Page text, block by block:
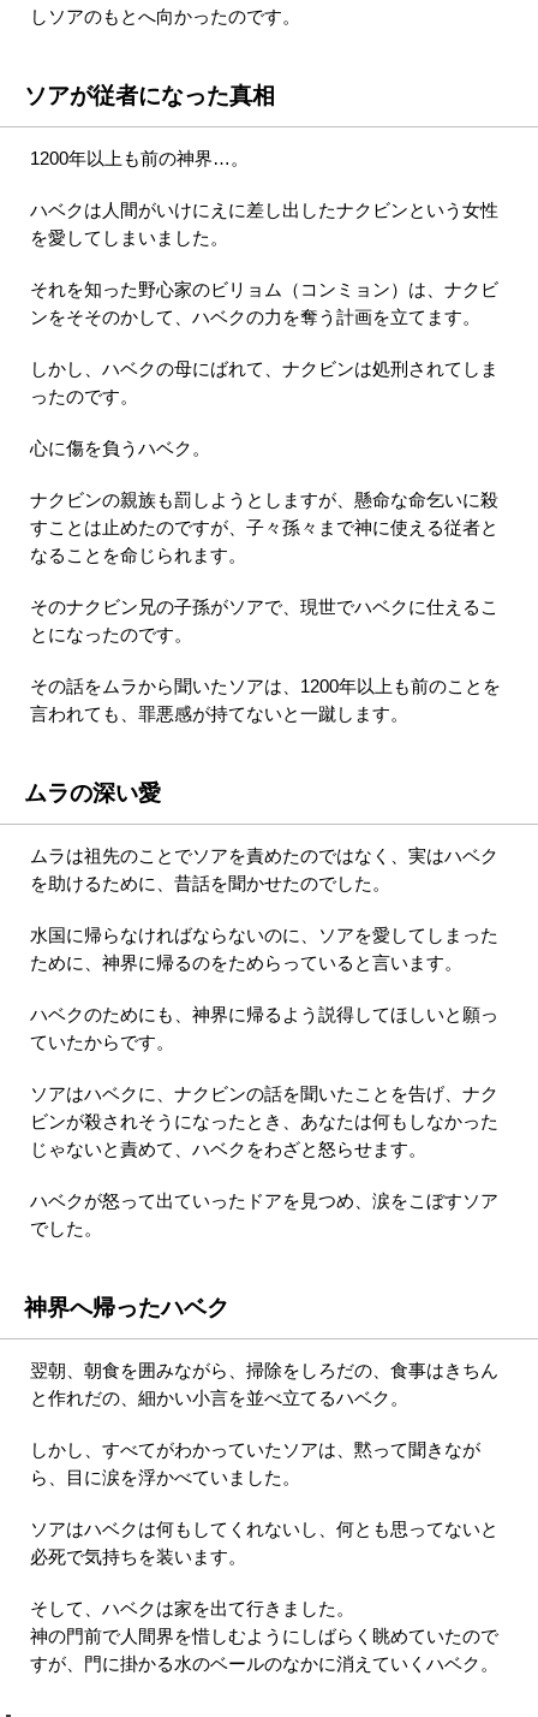
しソアのもとへ向かったのです。
ソアが従者になった真相
1200年以上も前の神界…。
ハベクは人間がいけにえに差し出したナクビンという女性
を愛してしまいました。
それを知った野心家のビリョム（コンミョン）は、ナクビ
ンをそそのかして、ハベクの力を奪う計画を立てます。
しかし、ハベクの母にばれて、ナクビンは処刑されてしま
ったのです。
心に傷を負うハベク。
ナクビンの親族も罰しようとしますが、懸命な命乞いに殺
すことは止めたのですが、子々孫々まで神に使える従者と
なることを命じられます。
そのナクビン兄の子孫がソアで、現世でハベクに仕えるこ
とになったのです。
その話をムラから聞いたソアは、1200年以上も前のことを
言われても、罪悪感が持てないと一蹴します。
ムラの深い愛
ムラは祖先のことでソアを責めたのではなく、実はハベク
を助けるために、昔話を聞かせたのでした。
水国に帰らなければならないのに、ソアを愛してしまった
ために、神界に帰るのをためらっていると言います。
ハベクのためにも、神界に帰るよう説得してほしいと願っ
ていたからです。
ソアはハベクに、ナクビンの話を聞いたことを告げ、ナク
ビンが殺されそうになったとき、あなたは何もしなかった
じゃないと責めて、ハベクをわざと怒らせます。
ハベクが怒って出ていったドアを見つめ、涙をこぼすソア
でした。
神界へ帰ったハベク
翌朝、朝食を囲みながら、掃除をしろだの、食事はきちん
と作れだの、細かい小言を並べ立てるハベク。
しかし、すべてがわかっていたソアは、黙って聞きなが
ら、目に涙を浮かべていました。
ソアはハベクは何もしてくれないし、何とも思ってないと
必死で気持ちを装います。
そして、ハベクは家を出て行きました。
神の門前で人間界を惜しむようにしばらく眺めていたので
すが、門に掛かる水のベールのなかに消えていくハベク。